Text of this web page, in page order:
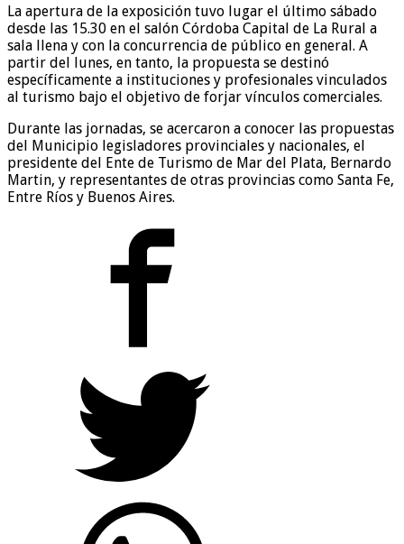
La apertura de la exposición tuvo lugar el último sábado
desde las 15.30 en el salón Córdoba Capital de La Rural a
sala llena y con la concurrencia de público en general. A
partir del lunes, en tanto, la propuesta se destinó
específicamente a instituciones y profesionales vinculados
al turismo bajo el objetivo de forjar vínculos comerciales.
Durante las jornadas, se acercaron a conocer las propuestas
del Municipio legisladores provinciales y nacionales, el
presidente del Ente de Turismo de Mar del Plata, Bernardo
Martin, y representantes de otras provincias como Santa Fe,
Entre Ríos y Buenos Aires.